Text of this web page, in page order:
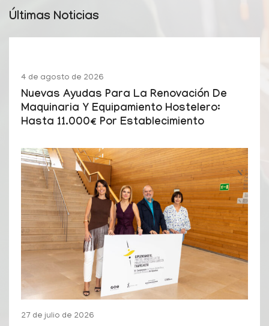
Últimas Noticias
4 de agosto de 2026
Nuevas Ayudas Para La Renovación De
Maquinaria Y Equipamiento Hostelero:
Hasta 11.000€ Por Establecimiento
27 de julio de 2026